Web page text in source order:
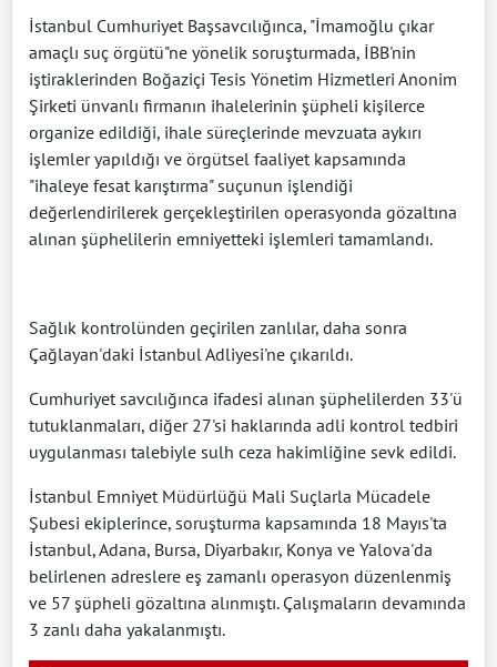
İstanbul Cumhuriyet Başsavcılığınca, "İmamoğlu çıkar
amaçlı suç örgütü"ne yönelik soruşturmada, İBB'nin
iştiraklerinden Boğaziçi Tesis Yönetim Hizmetleri Anonim
Şirketi ünvanlı firmanın ihalelerinin şüpheli kişilerce
organize edildiği, ihale süreçlerinde mevzuata aykırı
işlemler yapıldığı ve örgütsel faaliyet kapsamında
"ihaleye fesat karıştırma" suçunun işlendiği
değerlendirilerek gerçekleştirilen operasyonda gözaltına
alınan şüphelilerin emniyetteki işlemleri tamamlandı.
Sağlık kontrolünden geçirilen zanlılar, daha sonra
Çağlayan'daki İstanbul Adliyesi'ne çıkarıldı.
Cumhuriyet savcılığınca ifadesi alınan şüphelilerden 33'ü
tutuklanmaları, diğer 27'si haklarında adli kontrol tedbiri
uygulanması talebiyle sulh ceza hakimliğine sevk edildi.
İstanbul Emniyet Müdürlüğü Mali Suçlarla Mücadele
Şubesi ekiplerince, soruşturma kapsamında 18 Mayıs'ta
İstanbul, Adana, Bursa, Diyarbakır, Konya ve Yalova'da
belirlenen adreslere eş zamanlı operasyon düzenlenmiş
ve 57 şüpheli gözaltına alınmıştı. Çalışmaların devamında
3 zanlı daha yakalanmıştı.